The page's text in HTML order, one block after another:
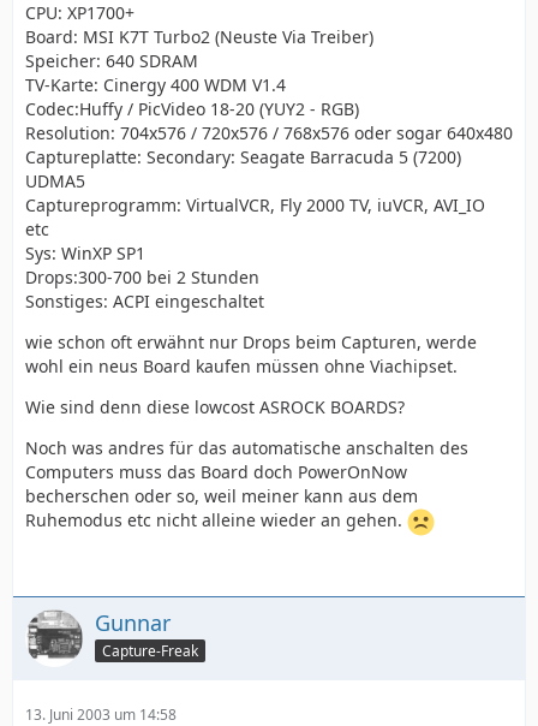
CPU: XP1700+
Board: MSI K7T Turbo2 (Neuste Via Treiber)
Speicher: 640 SDRAM
TV-Karte: Cinergy 400 WDM V1.4
Codec:Huffy / PicVideo 18-20 (YUY2 - RGB)
Resolution: 704x576 / 720x576 / 768x576 oder sogar 640x480
Captureplatte: Secondary: Seagate Barracuda 5 (7200)
UDMA5
Captureprogramm: VirtualVCR, Fly 2000 TV, iuVCR, AVI_IO
etc
Sys: WinXP SP1
Drops:300-700 bei 2 Stunden
Sonstiges: ACPI eingeschaltet
wie schon oft erwähnt nur Drops beim Capturen, werde
wohl ein neus Board kaufen müssen ohne Viachipset.
Wie sind denn diese lowcost ASROCK BOARDS?
Noch was andres für das automatische anschalten des
Computers muss das Board doch PowerOnNow
becherschen oder so, weil meiner kann aus dem
Ruhemodus etc nicht alleine wieder an gehen.
Gunnar
Capture-Freak
13. Juni 2003 um 14:58